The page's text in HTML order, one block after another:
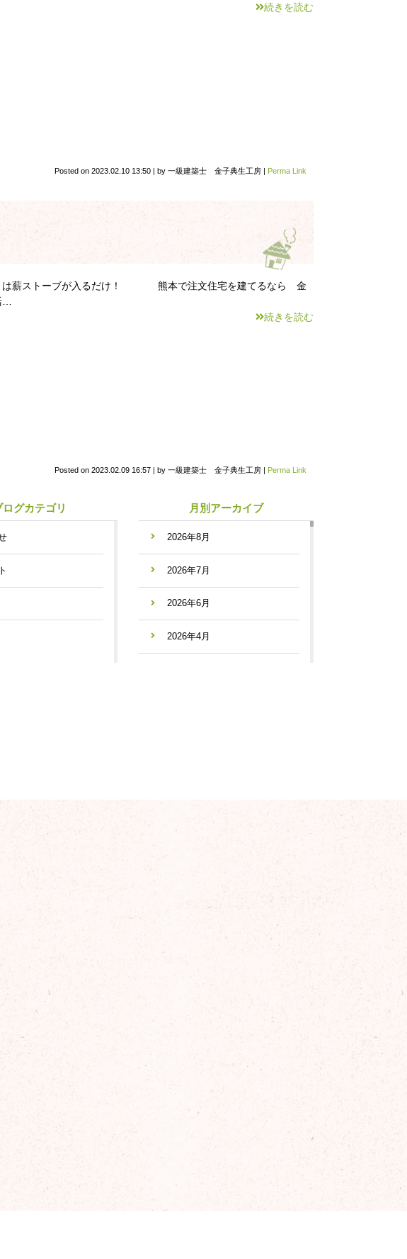
続きを読む
Posted on 2023.02.10 13:50 | by 一級建築士 金子典生工房 | Perma Link
とは薪ストーブが入るだけ！ 熊本で注文住宅を建てるなら 金
続きを読む
Posted on 2023.02.09 16:57 by 一級建築士 金子典生工房 Perma Link
ログカテゴリ 月別アーカイブ
2026年8月
2026年7月
2026年6月
2026年4月